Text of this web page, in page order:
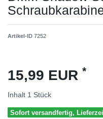
Artikel-ID 7252
15,99 EUR *
Inhalt 1 Stück
Sofort versandfertig,